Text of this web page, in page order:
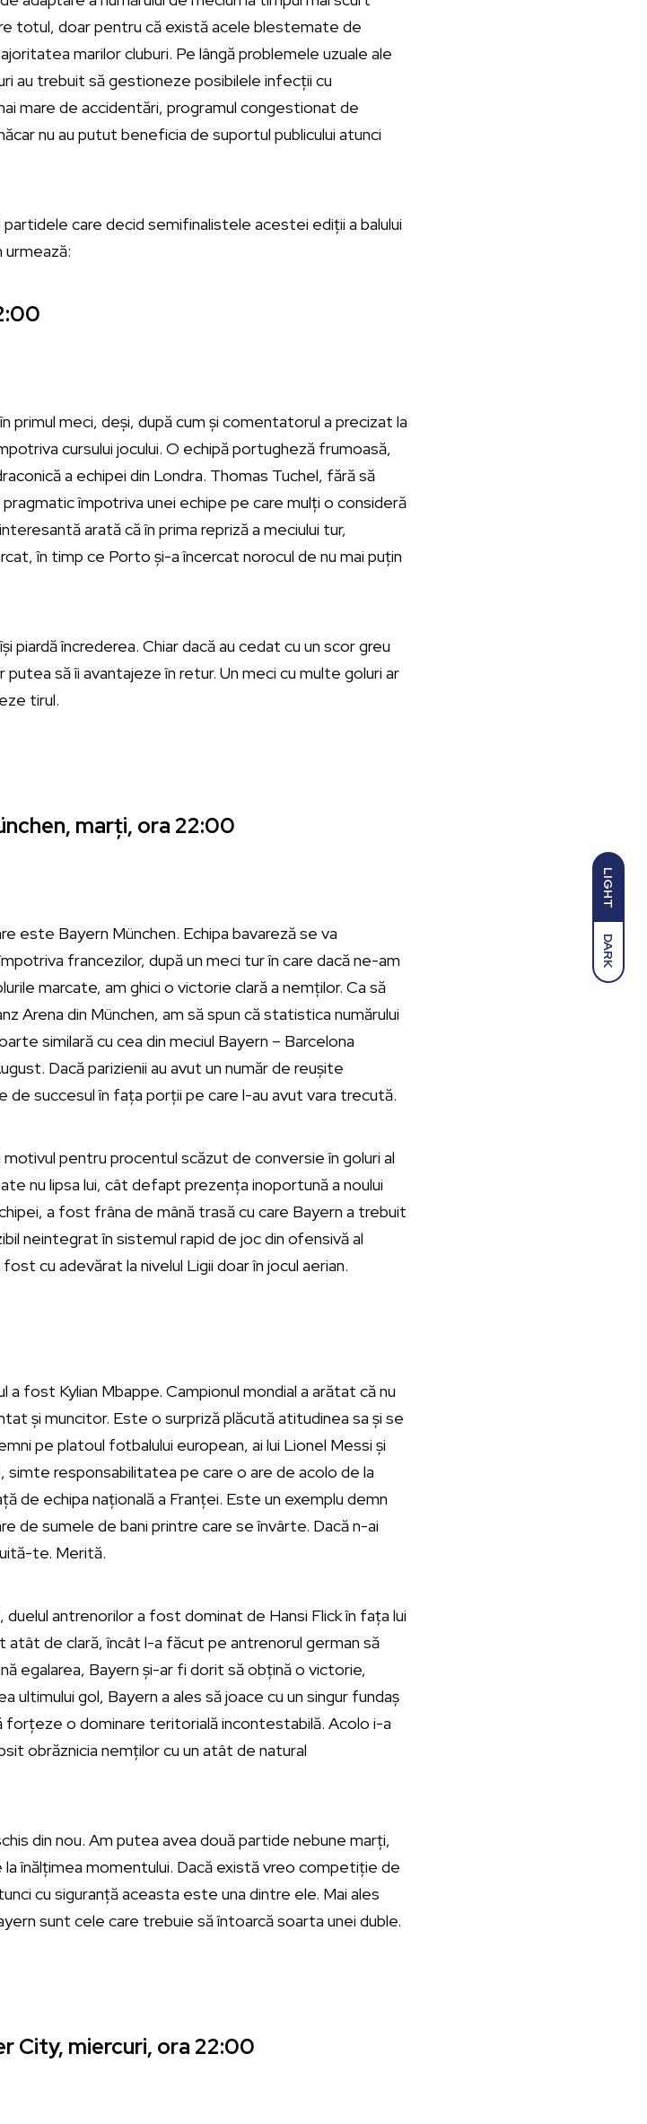
LIGHT
DARK
totul, doar pentru că există acele blestemate de
marilor cluburi. Pe lângă problemele uzuale ale
au trebuit să gestioneze posibilele infecții cu
mare de accidentări, programul congestionat de
nu au putut beneficia de suportul publicului atunci
care decid semifinalistele acestei ediții a balului
meci, deși, după cum și comentatorul a precizat la
cursului jocului. O echipă portugheză frumoasă,
a echipei din Londra. Thomas Tuchel, fără să
împotriva unei echipe pe care mulți o consideră
arată că în prima repriză a meciului tur,
în timp ce Porto și-a încercat norocul de nu mai puțin
piardă încrederea. Chiar dacă au cedat cu un scor greu
să îi avantajeze în retur. Un meci cu multe goluri ar
tirul.
marți, ora 22:00
este Bayern München. Echipa bavareză se va
francezilor, după un meci tur în care dacă ne-am
marcate, am ghici o victorie clară a nemților. Ca să
Arena din München, am să spun că statistica numărului
similară cu cea din meciul Bayern – Barcelona
Dacă parizienii au avut un număr de reușite
succesul în fața porții pe care l-au avut vara trecută.
pentru procentul scăzut de conversie în goluri al
nu lipsa lui, cât defapt prezența inoportună a noului
a fost frâna de mână trasă cu care Bayern a trebuit
neintegrat în sistemul rapid de joc din ofensivă al
cu adevărat la nivelul Ligii doar în jocul aerian.
fost Kylian Mbappe. Campionul mondial a arătat că nu
și muncitor. Este o surpriză plăcută atitudinea sa și se
pe platoul fotbalului european, ai lui Lionel Messi și
simte responsabilitatea pe care o are de acolo de la
de echipa națională a Franței. Este un exemplu demn
de sumele de bani printre care se învârte. Dacă n-ai
te. Merită.
antrenorilor a fost dominat de Hansi Flick în fața lui
de clară, încât l-a făcut pe antrenorul german să
egalarea, Bayern și-ar fi dorit să obțină o victorie,
ultimului gol, Bayern a ales să joace cu un singur fundaș
forțeze o dominare teritorială incontestabilă. Acolo i-a
obrăznicia nemților cu un atât de natural
din nou. Am putea avea două partide nebune marți,
înălțimea momentului. Dacă există vreo competiție de
cu siguranță aceasta este una dintre ele. Mai ales
sunt cele care trebuie să întoarcă soarta unei duble.
City, miercuri, ora 22:00